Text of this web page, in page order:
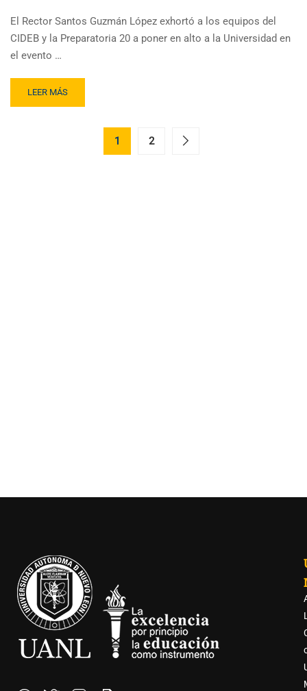
El Rector Santos Guzmán López exhortó a los equipos del
CIDEB y la Preparatoria 20 a poner en alto a la Universidad en
el evento …
LEER MÁS
1 2